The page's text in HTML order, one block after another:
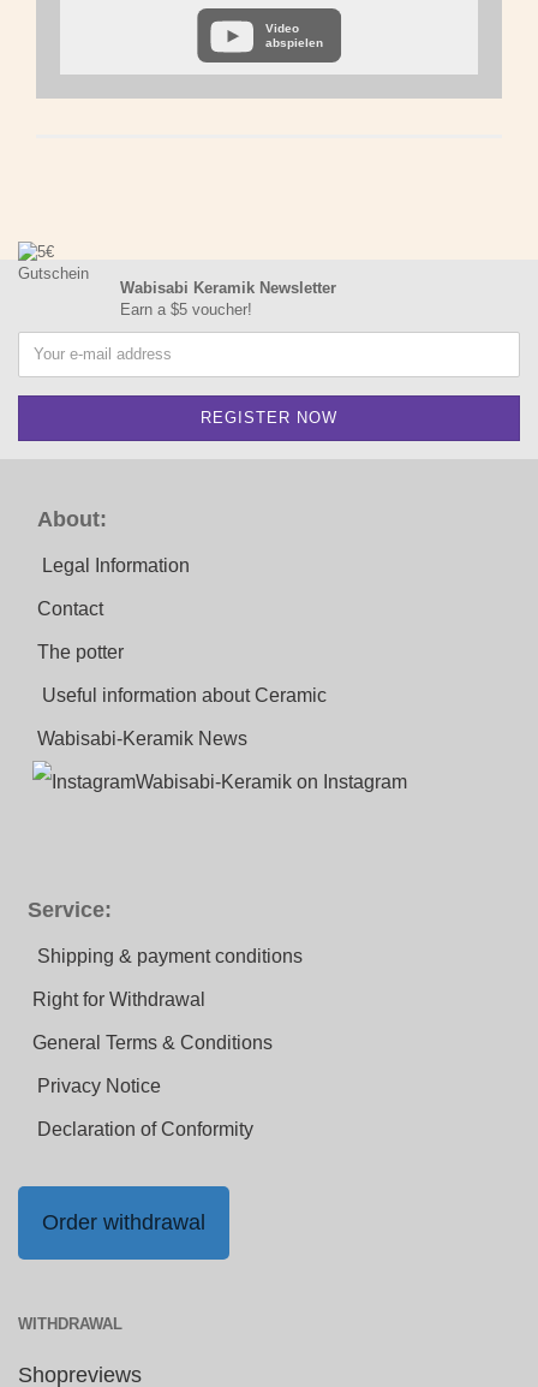
Weitere Informationen zum Datenschutz bei „YouTube“ finden Sie in
der Datenschutzerklärung des Anbieters unter:
Video
abspielen
Wabisabi Keramik Newsletter
Earn a $5 voucher!
About:
Legal Information
Contact
The potter
Useful information about Ceramic
Wabisabi-Keramik News
Wabisabi-Keramik on Instagram
Service:
Shipping & payment conditions
Right for Withdrawal
General Terms & Conditions
Privacy Notice
Declaration of Conformity
Order withdrawal
WITHDRAWAL
Shopreviews